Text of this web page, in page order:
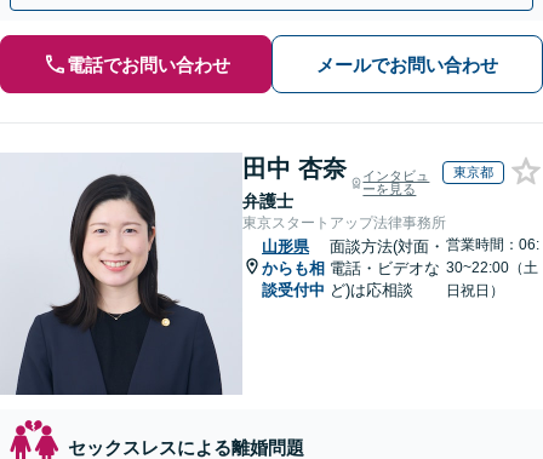
電話でお問い合わせ メールでお問い合わせ
田中 杏奈
弁護士
インタビュ
ーを見る
東京都
東京スタートアップ法律事務所
山形県
からも相
談受付中
面談方法(対面・
電話・ビデオな
ど)は応相談
営業時間：06:
30~22:00（土
日祝日）
セックスレスによる離婚問題